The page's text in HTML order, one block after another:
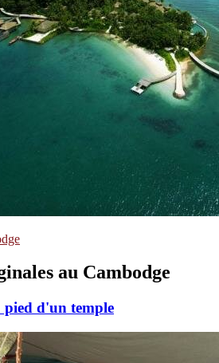
au Cambodge
pied d'un temple